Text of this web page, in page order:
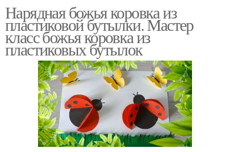
Нарядная божья коровка из
пластиковой бутылки. Мастер
класс божья коровка из
пластиковых бутылок